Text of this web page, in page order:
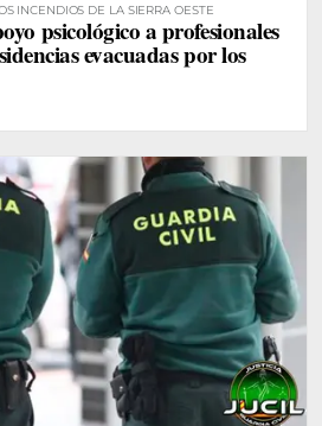
INCENDIOS DE LA SIERRA OESTE
psicológico a profesionales
evacuadas por los